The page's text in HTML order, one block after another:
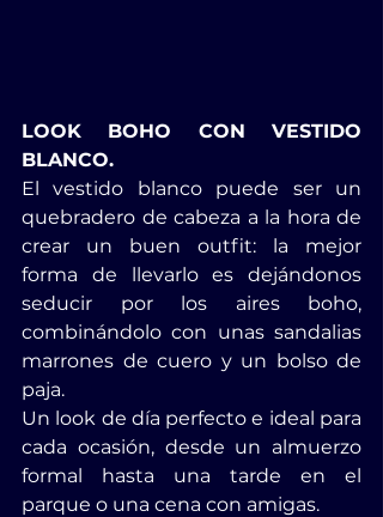
LOOK BOHO CON VESTIDO
BLANCO.
El vestido blanco puede ser un
quebradero de cabeza a la hora de
crear un buen outfit: la mejor
forma de llevarlo es dejándonos
seducir por los aires boho,
combinándolo con unas sandalias
marrones de cuero y un bolso de
paja.
Un look de día perfecto e ideal para
cada ocasión, desde un almuerzo
formal hasta una tarde en el
parque o una cena con amigas.